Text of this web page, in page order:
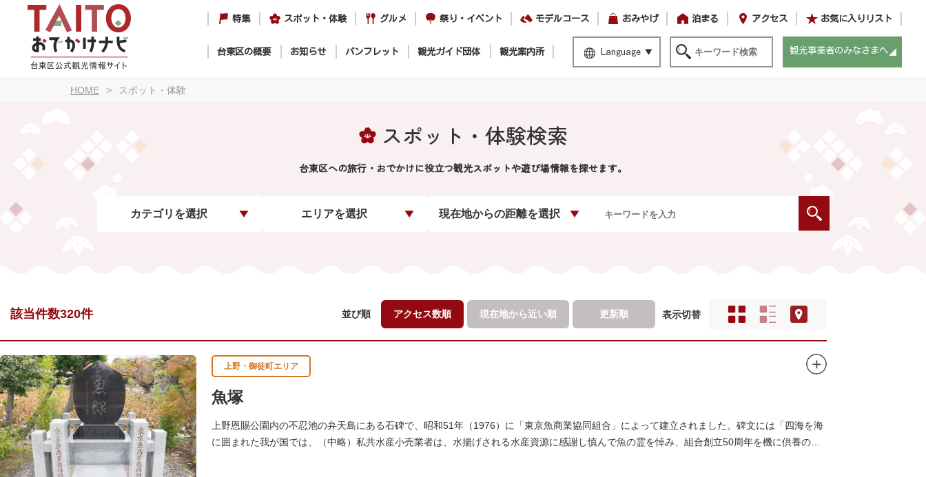
特集 スポット・体験 グルメ 祭り・イベント モデルコース おみやげ 泊まる アクセス お気に入りリスト
台東区の概要 お知らせ パンフレット 観光ガイド団体 観光案内所 Language 観光事業者のみなさまへ
HOME スポット・体験
スポット・体験検索
台東区への旅行・おでかけに役立つ観光スポットや遊び場情報を探せます。
カテゴリを選択 エリアを選択 現在地からの距離を選択
該当件数320件 並び順 アクセス数順 現在地から近い順 更新順 表示切替
上野・御徒町エリア
魚塚
上野恩賜公園内の不忍池の弁天島にある石碑で、昭和51年（1976）に「東京魚商業協同組合」によって建立されました。碑文には「四海を海
に囲まれた我が国では、（中略）私共水産小売業者は、水揚げされる水産資源に感謝し慎んで魚の霊を悼み、組合創立50周年を機に供養のた